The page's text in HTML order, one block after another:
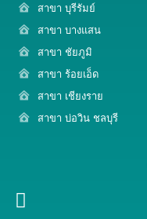
สาขา บุรีรัมย์
สาขา บางแสน
สาขา ชัยภูมิ
สาขา ร้อยเอ็ด
สาขา เชียงราย
สาขา บ่อวิน ชลบุรี